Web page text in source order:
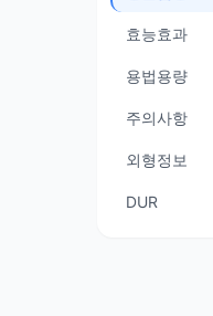
효능효과
용법용량
주의사항
외형정보
DUR